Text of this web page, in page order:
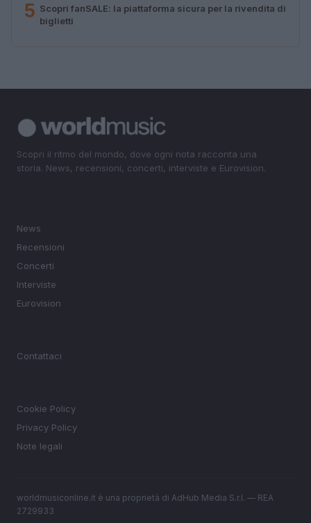
5 Scopri fanSALE: la piattaforma sicura per la rivendita di
biglietti
Scopri il ritmo del mondo, dove ogni nota racconta una
storia. News, recensioni, concerti, interviste e Eurovision.
News
Recensioni
Concerti
Interviste
Eurovision
Contattaci
Cookie Policy
Privacy Policy
Note legali
worldmusiconline.it è una proprietà di AdHub Media S.r.l. — REA
2729933